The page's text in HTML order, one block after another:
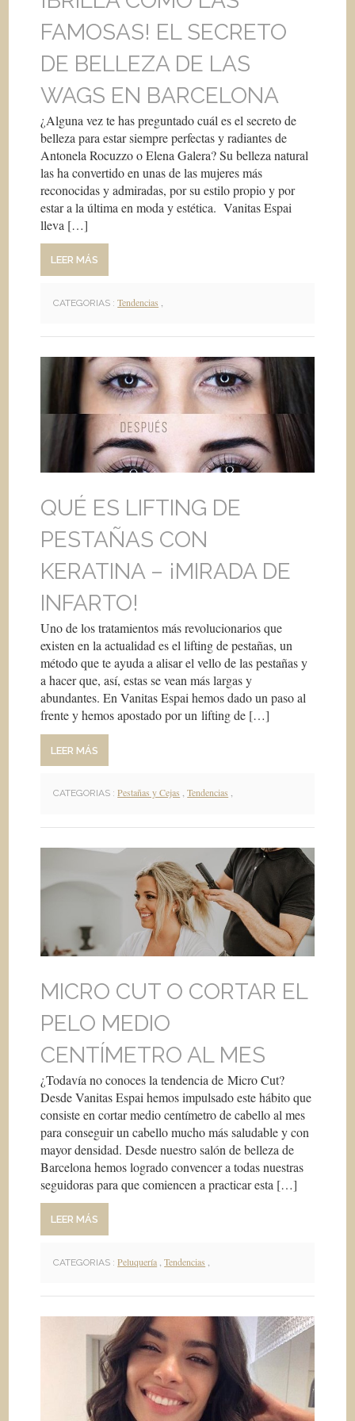
FAMOSAS! EL SECRETO
DE BELLEZA DE LAS
WAGS EN BARCELONA
¿Alguna vez te has preguntado cuál es el secreto de
belleza para estar siempre perfectas y radiantes de
Antonela Rocuzzo o Elena Galera? Su belleza natural
las ha convertido en unas de las mujeres más
reconocidas y admiradas, por su estilo propio y por
estar a la última en moda y estética. Vanitas Espai
lleva […]
LEER MÁS
CATEGORIAS : Tendencias
QUÉ ES LIFTING DE
PESTAÑAS CON
KERATINA – ¡MIRADA DE
INFARTO!
Uno de los tratamientos más revolucionarios que
existen en la actualidad es el lifting de pestañas, un
método que te ayuda a alisar el vello de las pestañas y
a hacer que, así, estas se vean más largas y
abundantes. En Vanitas Espai hemos dado un paso al
frente y hemos apostado por un lifting de […]
LEER MÁS
CATEGORIAS : Pestañas y Cejas ,Tendencias ,
MICRO CUT O CORTAR EL
PELO MEDIO
CENTÍMETRO AL MES
¿Todavía no conoces la tendencia de Micro Cut?
Desde Vanitas Espai hemos impulsado este hábito que
consiste en cortar medio centímetro de cabello al mes
para conseguir un cabello mucho más saludable y con
mayor densidad. Desde nuestro salón de belleza de
Barcelona hemos logrado convencer a todas nuestras
seguidoras para que comiencen a practicar esta […]
LEER MÁS
CATEGORIAS : Peluquería ,Tendencias